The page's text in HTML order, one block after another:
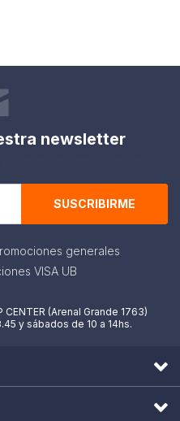
newsletter
SUSCRIBIRME
generales
VISA UB
CENTER (Arenal Grande 1763)
y sábados de 10 a 14hs.